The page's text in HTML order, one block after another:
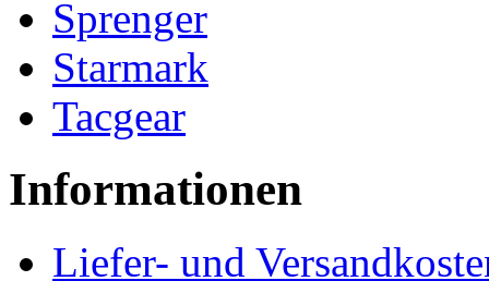
Sprenger
Starmark
Tacgear
Informationen
Liefer- und